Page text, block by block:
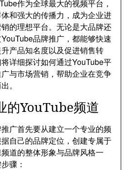
作为全球最大的视频平台，
和强大的传播力，成为企业进
的理想平台。无论是大品牌还
品牌推广，都能够快速
产品知名度以及促进销售转
详细探讨如何通过YouTube平
与市场营销，帮助企业在竞争
。
的YouTube频道
广首先要从建立一个专业的频
自己的品牌定位，创建专属于
道的整体形象与品牌风格一
骤：